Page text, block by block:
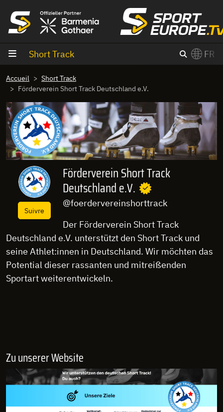
Short Track FR
Accueil
Short Track
Förderverein Short Track Deutschland e.V.
Suivre
Förderverein Short Track
Deutschland e.V.
@foerdervereinshorttrack
Der Förderverein Short Track
Deutschland e.V. unterstützt den Short Track und
seine Athlet:innen in Deutschland. Wir möchten das
Potential dieser rassanten und mitreißenden
Sportart weiterentwickeln.
Zu unserer Website